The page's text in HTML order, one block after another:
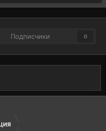
Подписчики 0